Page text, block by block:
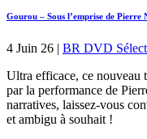
Gourou – Sous l’emprise de Pierre
4 Juin 26 | BR DVD
Ultra efficace, ce nouveau
par la performance de
narratives, laissez-vous
et ambigu à souhait !